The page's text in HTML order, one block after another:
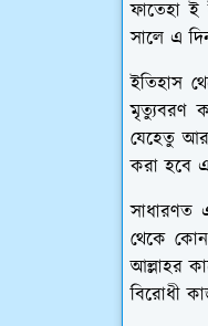
ফাতেহা
সালে এ
ইতিহাস
মৃত্যুবরণ
যেহেতু
করা হবে
সাধারণত
থেকে
আল্লাহর
বিরোধী